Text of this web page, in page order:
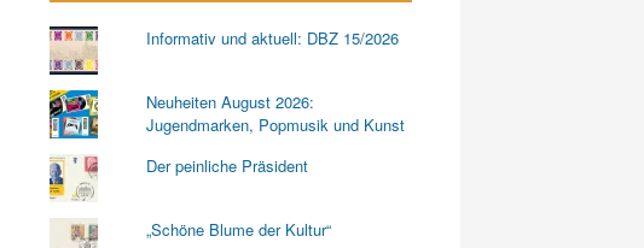
Informativ und aktuell: DBZ 15/2026
Neuheiten August 2026:
Jugendmarken, Popmusik und Kunst
Der peinliche Präsident
„Schöne Blume der Kultur“